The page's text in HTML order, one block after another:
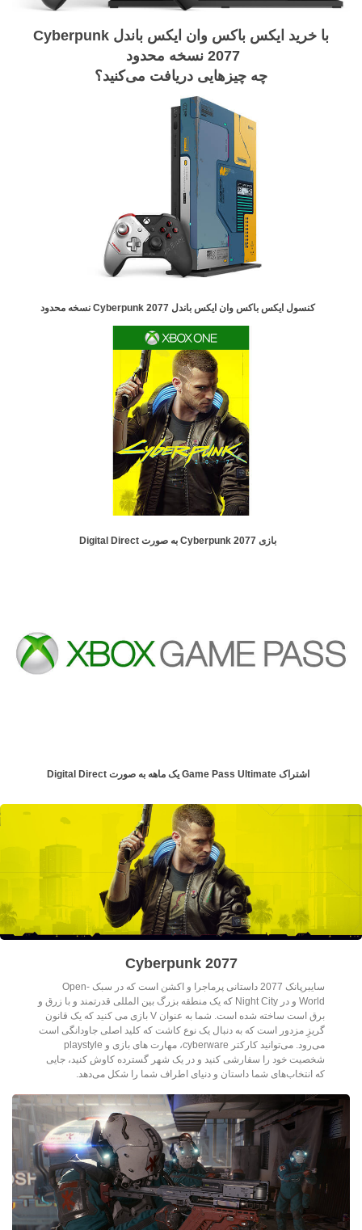
با خرید ایکس باکس وان ایکس باندل Cyberpunk
2077 نسخه محدود
چه چیزهایی دریافت می‌کنید؟
کنسول ایکس باکس وان ایکس باندل Cyberpunk 2077 نسخه محدود
بازی Cyberpunk 2077 به صورت Digital Direct
اشتراک Game Pass Ultimate یک ماهه به صورت Digital Direct
Cyberpunk 2077
سایبرپانک 2077 داستانی پرماجرا و اکشن است که در سبک Open-
World و در Night City که یک منطقه بزرگ بین المللی قدرتمند و با زرق و
برق است ساخته شده است. شما به عنوان V بازی می کنید که یک قانون
گریزِ مزدور است که به دنبال یک نوع کاشت که کلید اصلی جاودانگی است
می‌رود. می‌توانید کارکتر cyberware، مهارت های بازی و playstyle
شخصیت خود را سفارشی کنید و در یک شهر گسترده کاوش کنید، جایی
که انتخاب‌های شما داستان و دنیای اطراف شما را شکل می‌دهد.